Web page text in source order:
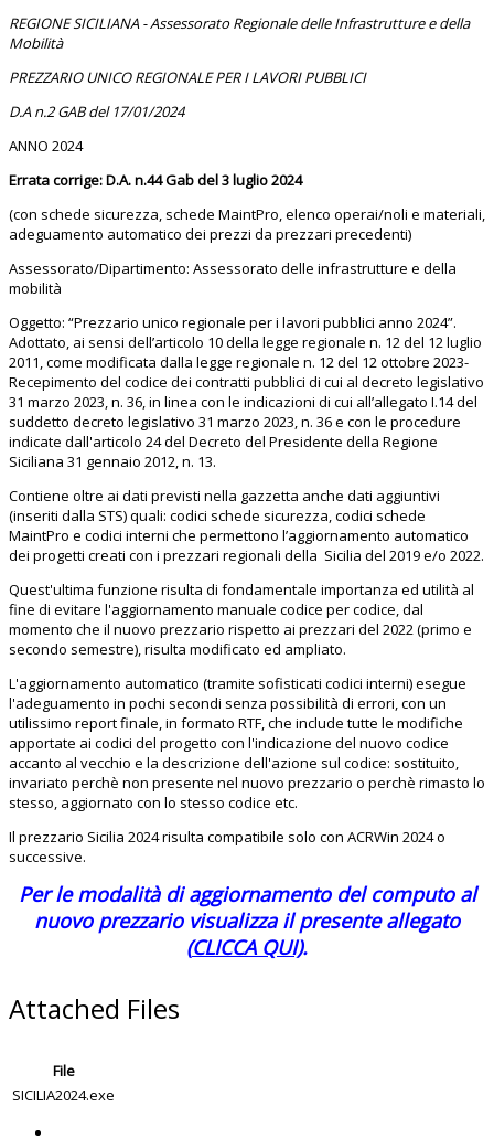
REGIONE SICILIANA - Assessorato Regionale delle Infrastrutture e della
Mobilità
PREZZARIO UNICO REGIONALE PER I LAVORI PUBBLICI
D.A n.2 GAB del 17/01/2024
ANNO 2024
Errata corrige: D.A. n.44 Gab del 3 luglio 2024
(con schede sicurezza, schede MaintPro, elenco operai/noli e materiali,
adeguamento automatico dei prezzi da prezzari precedenti)
Assessorato/Dipartimento: Assessorato delle infrastrutture e della
mobilità
Oggetto: “Prezzario unico regionale per i lavori pubblici anno 2024”.
Adottato, ai sensi dell’articolo 10 della legge regionale n. 12 del 12 luglio
2011, come modificata dalla legge regionale n. 12 del 12 ottobre 2023-
Recepimento del codice dei contratti pubblici di cui al decreto legislativo
31 marzo 2023, n. 36, in linea con le indicazioni di cui all’allegato I.14 del
suddetto decreto legislativo 31 marzo 2023, n. 36 e con le procedure
indicate dall'articolo 24 del Decreto del Presidente della Regione
Siciliana 31 gennaio 2012, n. 13.
Contiene oltre ai dati previsti nella gazzetta anche dati aggiuntivi
(inseriti dalla STS) quali: codici schede sicurezza, codici schede
MaintPro e codici interni che permettono l’aggiornamento automatico
dei progetti creati con i prezzari regionali della Sicilia del 2019 e/o 2022.
Quest'ultima funzione risulta di fondamentale importanza ed utilità al
fine di evitare l'aggiornamento manuale codice per codice, dal
momento che il nuovo prezzario rispetto ai prezzari del 2022 (primo e
secondo semestre), risulta modificato ed ampliato.
L'aggiornamento automatico (tramite sofisticati codici interni) esegue
l'adeguamento in pochi secondi senza possibilità di errori, con un
utilissimo report finale, in formato RTF, che include tutte le modifiche
apportate ai codici del progetto con l'indicazione del nuovo codice
accanto al vecchio e la descrizione dell'azione sul codice: sostituito,
invariato perchè non presente nel nuovo prezzario o perchè rimasto lo
stesso, aggiornato con lo stesso codice etc.
Il prezzario Sicilia 2024 risulta compatibile solo con ACRWin 2024 o
successive.
Per le modalità di aggiornamento del computo al
nuovo prezzario visualizza il presente allegato
(CLICCA QUI).
Attached Files
File
SICILIA2024.exe